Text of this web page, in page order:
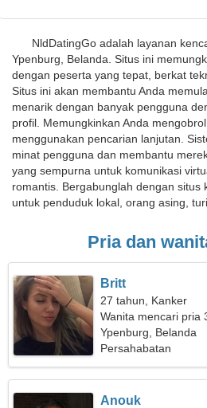
NldDatingGo adalah layanan
Ypenburg, Belanda. Situs ini
dengan peserta yang tepat, berkat
Situs ini akan membantu Anda
menarik dengan banyak pengguna
profil. Memungkinkan Anda
menggunakan pencarian lanjutan.
minat pengguna dan membantu
yang sempurna untuk komunikasi
romantis. Bergabunglah dengan situs
untuk penduduk lokal, orang asing,
Pria dan
Britt
27 tahun, Kanker
Wanita mencari pria
Ypenburg, Belanda
Persahabatan
Anouk